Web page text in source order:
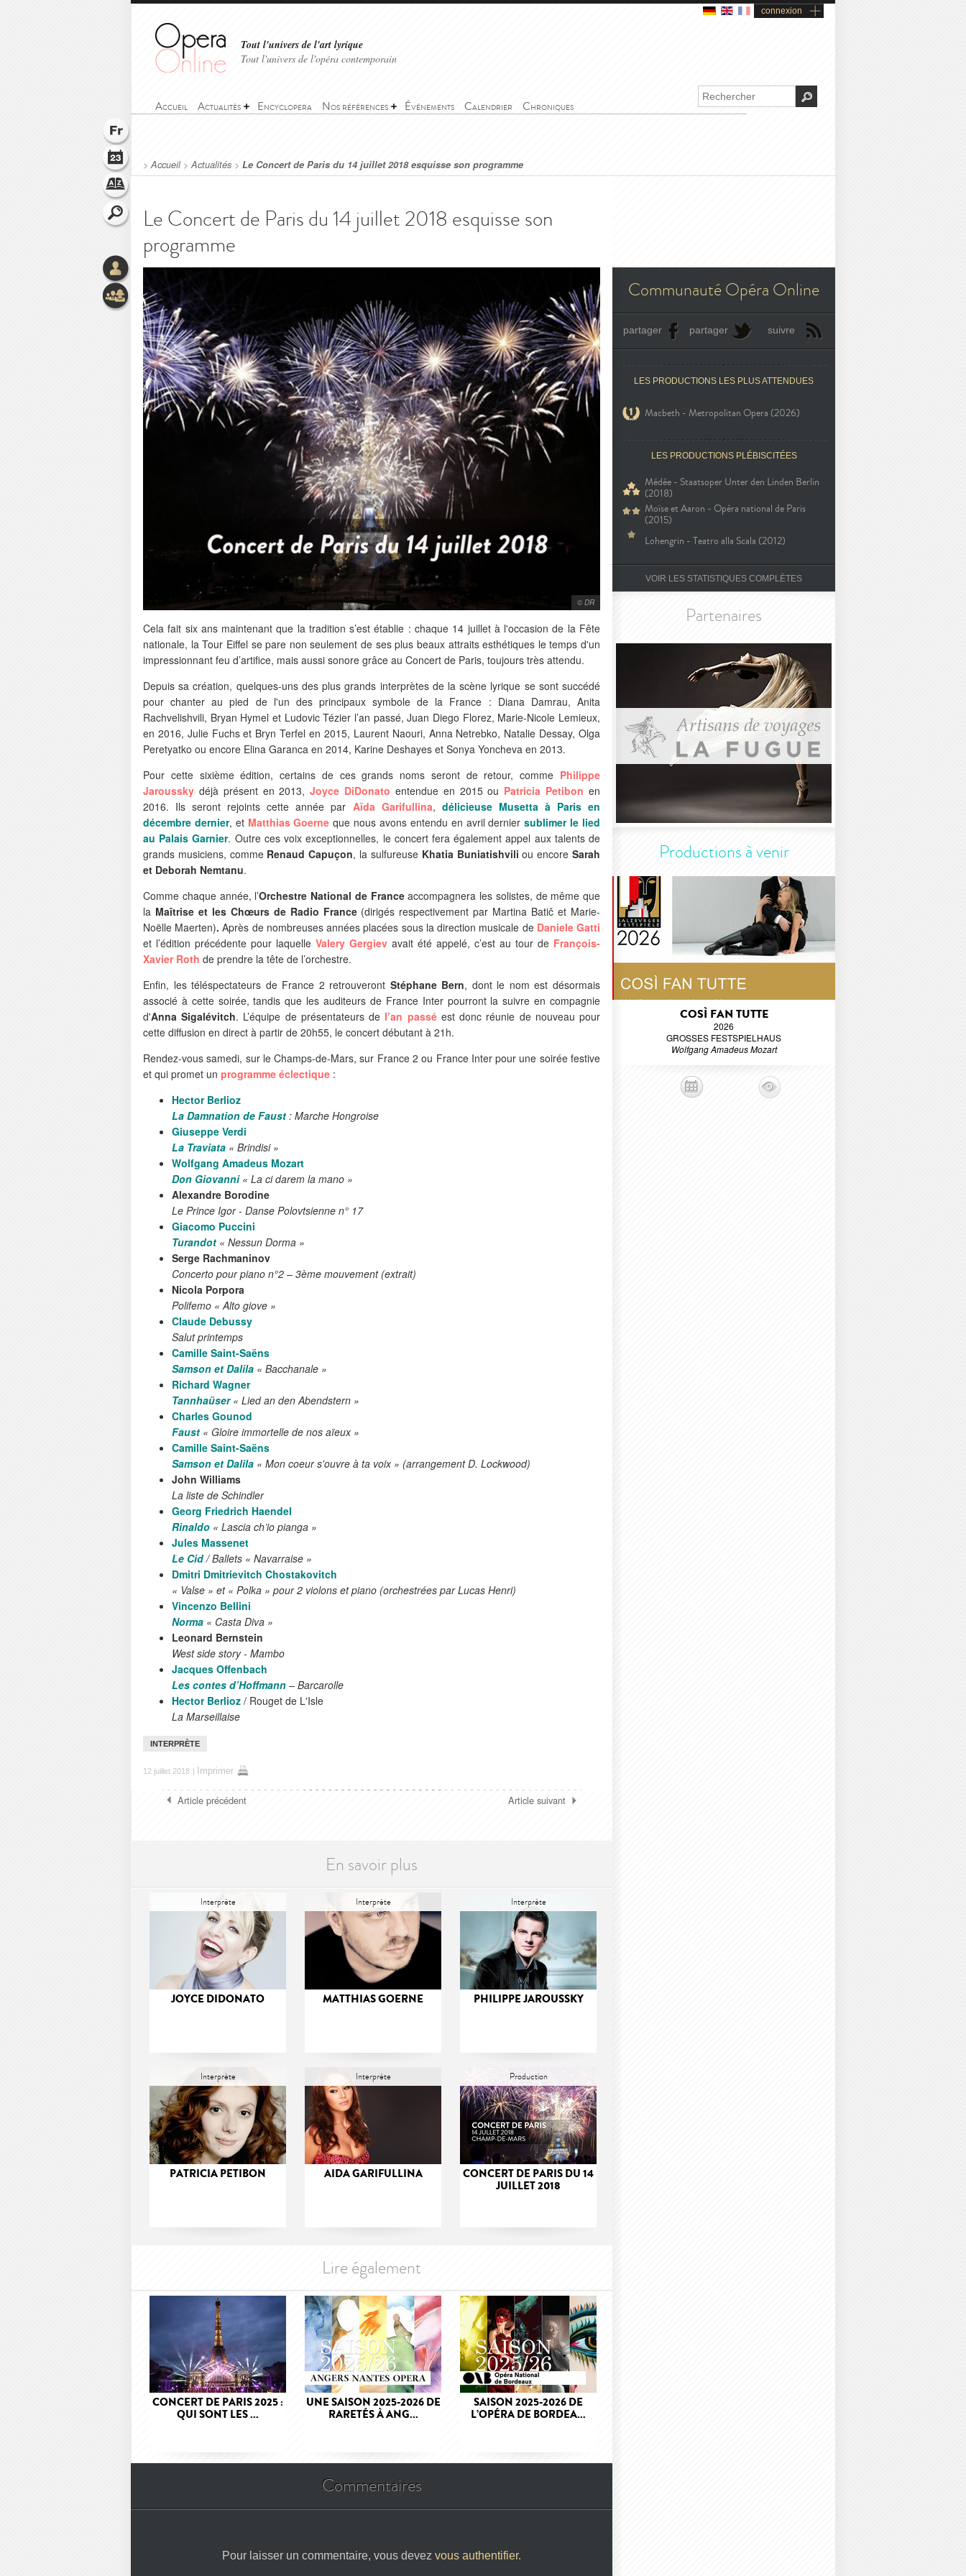
connexion
Tout l'univers de l'art lyrique
Tout l'univers de l'opéra contemporain
Accueil Actualités Encyclopera Nos références Événements Calendrier Chroniques
>Accueil>Actualités > Le Concert de Paris du 14 juillet 2018 esquisse son programme
Le Concert de Paris du 14 juillet 2018 esquisse son
programme
© DR
Cela fait six ans maintenant que la tradition s’est établie : chaque 14 juillet à l'occasion de la Fête
nationale, la Tour Eiffel se pare non seulement de ses plus beaux attraits esthétiques le temps d'un
impressionnant feu d’artifice, mais aussi sonore grâce au Concert de Paris, toujours très attendu.
Depuis sa création, quelques-uns des plus grands interprètes de la scène lyrique se sont succédé
pour chanter au pied de l'un des principaux symbole de la France : Diana Damrau, Anita
Rachvelishvili, Bryan Hymel et Ludovic Tézier l’an passé, Juan Diego Florez, Marie-Nicole Lemieux,
en 2016, Julie Fuchs et Bryn Terfel en 2015, Laurent Naouri, Anna Netrebko, Natalie Dessay, Olga
Peretyatko ou encore Elina Garanca en 2014, Karine Deshayes et Sonya Yoncheva en 2013.
Pour cette sixième édition, certains de ces grands noms seront de retour, comme Philippe
Jaroussky déjà présent en 2013,Joyce DiDonato entendue en 2015 ou Patricia Petibon en
2016. Ils seront rejoints cette année par Aïda Garifullina, délicieuse Musetta à Paris en
décembre dernier, et Matthias Goerne que nous avons entendu en avril derniersublimer le lied
au Palais Garnier. Outre ces voix exceptionnelles, le concert fera également appel aux talents de
grands musiciens, comme Renaud Capuçon, la sulfureuse Khatia Buniatishvili ou encoreSarah
et Deborah Nemtanu.
Comme chaque année, l’Orchestre National de Franceaccompagnera les solistes, de même que
la Maîtrise et les Chœurs de Radio France(dirigés respectivement par Martina Batič et Marie-
Noëlle Maerten). Après de nombreuses années placées sous la direction musicale de Daniele Gatti
et l’édition précédente pour laquelle Valery Gergiev avait été appelé, c’est au tour de François-
Xavier Roth de prendre la tête de l’orchestre.
Enfin, les téléspectateurs de France 2 retrouveront Stéphane Bern, dont le nom est désormais
associé à cette soirée, tandis que les auditeurs de France Inter pourront la suivre en compagnie
d'Anna Sigalévitch. L’équipe de présentateurs de l’an passéest donc réunie de nouveau pour
cette diffusion en direct à partir de 20h55, le concert débutant à 21h.
Rendez-vous samedi, sur le Champs-de-Mars, sur France 2 ou France Inter pour une soirée festive
et qui promet un programme éclectique :
Hector Berlioz
La Damnation de Faust : Marche Hongroise
Giuseppe Verdi
La Traviata « Brindisi »
Wolfgang Amadeus Mozart
Don Giovanni« La ci darem la mano »
Alexandre Borodine
Le Prince Igor - Danse Polovtsienne n° 17
Giacomo Puccini
Turandot « Nessun Dorma »
Serge Rachmaninov
Concerto pour piano n°2 – 3ème mouvement (extrait)
Nicola Porpora
Polifemo « Alto giove »
Claude Debussy
Salut printemps
Camille Saint-Saëns
Samson et Dalila « Bacchanale »
Richard Wagner
Tannhaüser« Lied an den Abendstern »
Charles Gounod
Faust « Gloire immortelle de nos aïeux »
Camille Saint-Saëns
Samson et Dalila « Mon coeur s'ouvre à ta voix » (arrangement D. Lockwood)
John Williams
La liste de Schindler
Georg Friedrich Haendel
Rinaldo « Lascia ch’io pianga »
Jules Massenet
Le Cid/ Ballets « Navarraise »
Dmitri Dmitrievitch Chostakovitch
« Valse » et « Polka » pour 2 violons et piano (orchestrées par Lucas Henri)
Vincenzo Bellini
Norma « Casta Diva »
Leonard Bernstein
West side story - Mambo
Jacques Offenbach
Les contes d’Hoffmann – Barcarolle
Hector Berlioz / Rouget de L'Isle
La Marseillaise
INTERPRÈTE
12 juillet 2018 | Imprimer
Article précédent Article suivant
En savoir plus
Interprète
JOYCE DIDONATO
Interprète
MATTHIAS GOERNE
Interprète
PHILIPPE JAROUSSKY
Interprète
PATRICIA PETIBON
Interprète
AIDA GARIFULLINA
Production
CONCERT DE PARIS DU 14
JUILLET 2018
Lire également
CONCERT DE PARIS 2025 :
QUI SONT LES ...
UNE SAISON 2025-2026 DE
RARETÉS À ANG...
SAISON 2025-2026 DE
L’OPÉRA DE BORDEA...
Commentaires
Pour laisser un commentaire, vous devez vous authentifier.
Communauté Opéra Online
partager partager suivre
LES PRODUCTIONS LES PLUS ATTENDUES
Macbeth - Metropolitan Opera (2026)
LES PRODUCTIONS PLÉBISCITÉES
Médée - Staatsoper Unter den Linden Berlin
(2018)
Moïse et Aaron - Opéra national de Paris
(2015)
Lohengrin - Teatro alla Scala (2012)
VOIR LES STATISTIQUES COMPLÈTES
Partenaires
Productions à venir
COSÌ FAN TUTTE
2026
GROSSES FESTSPIELHAUS
Wolfgang Amadeus Mozart